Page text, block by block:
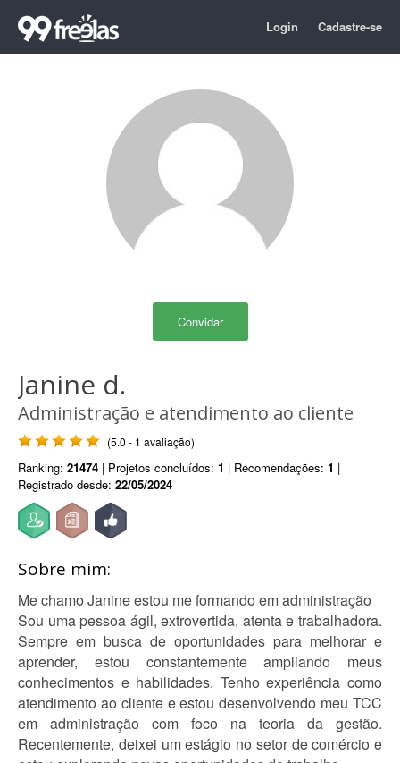
Login Cadastre-se
Convidar
Janine d.
Administração e atendimento ao cliente
(5.0 - 1 avaliação)
Ranking: 21474 | Projetos concluídos: 1 | Recomendações: 1 |
Registrado desde: 22/05/2024
Sobre mim:
Me chamo Janine estou me formando em administração
Sou uma pessoa ágil, extrovertida, atenta e trabalhadora.
Sempre em busca de oportunidades para melhorar e
aprender, estou constantemente ampliando meus
conhecimentos e habilidades. Tenho experiência como
atendimento ao cliente e estou desenvolvendo meu TCC
em administração com foco na teoria da gestão.
Recentemente, deixei um estágio no setor de comércio e